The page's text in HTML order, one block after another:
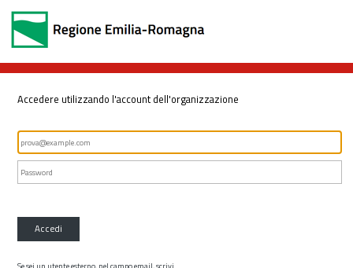
Accedere utilizzando l'account dell'organizzazione
Accedi
Se sei un utente esterno, nel campo email, scrivi